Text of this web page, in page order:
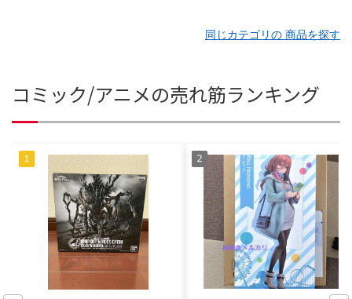
同じカテゴリの 商品を探す
コミック/アニメの売れ筋ランキング